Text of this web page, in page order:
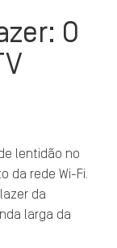
O
lentidão no
da rede Wi-Fi.
da
larga da